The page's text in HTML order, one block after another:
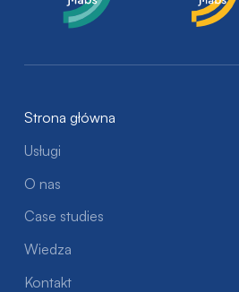
Strona główna
Usługi
O nas
Case studies
Wiedza
Kontakt